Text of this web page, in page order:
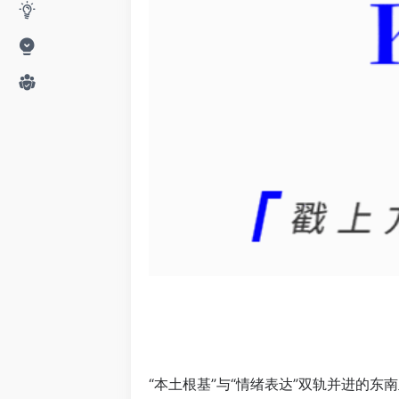
“本土根基”与“情绪表达”双轨并进的东